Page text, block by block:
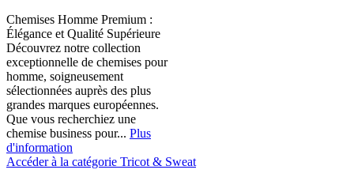
Chemises Homme Premium :
Élégance et Qualité Supérieure
Découvrez notre collection
exceptionnelle de chemises pour
homme, soigneusement
sélectionnées auprès des plus
grandes marques européennes.
Que vous recherchiez une
chemise business pour... Plus
d'information
Accéder à la catégorie Tricot & Sweat